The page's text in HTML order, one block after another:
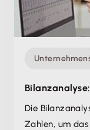
Die
Zahlen, um